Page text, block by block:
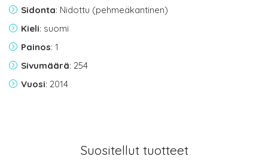
Sidonta: Nidottu (pehmeäkantinen)
Kieli: suomi
Painos: 1
Sivumäärä: 254
Vuosi: 2014
Suositellut tuotteet